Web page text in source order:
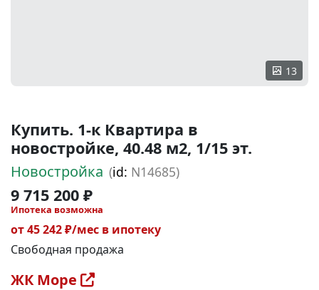
13
Купить. 1-к Квартира в
новостройке, 40.48 м2, 1/15 эт.
Новостройка (id: N14685)
9 715 200 ₽
Ипотека возможна
от 45 242 ₽/мес в ипотеку
Свободная продажа
ЖК Море